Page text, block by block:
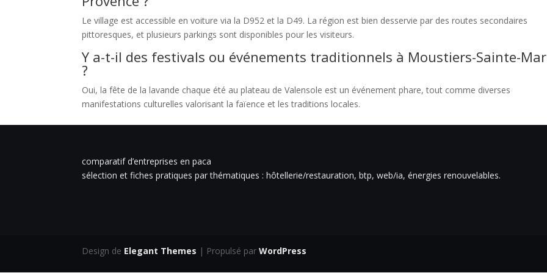
Le village est accessible en voiture via la D952 et la D49. La région est bien desservie par des routes secondaires
pittoresques, et plusieurs parkings sont disponibles pour les visiteurs.
Y a-t-il des festivals ou événements traditionnels à Moustiers-Sainte-
?
Oui, la fête de la lavande chaque été au plateau de Valensole est un événement phare, tout comme diverses
manifestations culturelles valorisant la faïence et les traditions locales.
comparatif d’entreprises en paca
sélection et fiches pratiques par thématiques : hôtellerie/restauration, btp, web/ia, énergies renouvelables.
Design de Elegant Themes | Propulsé parWordPress